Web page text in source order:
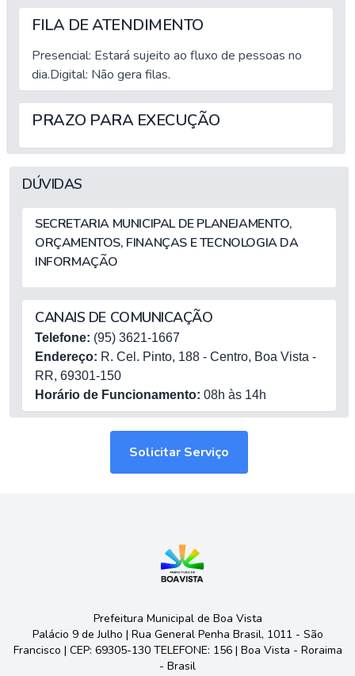
FILA DE ATENDIMENTO
Presencial: Estará sujeito ao fluxo de pessoas no
dia.Digital: Não gera filas.
PRAZO PARA EXECUÇÃO
DÚVIDAS
SECRETARIA MUNICIPAL DE PLANEJAMENTO,
ORÇAMENTOS, FINANÇAS E TECNOLOGIA DA
INFORMAÇÃO
CANAIS DE COMUNICAÇÃO
Telefone: (95) 3621-1667
Endereço: R. Cel. Pinto, 188 - Centro, Boa Vista -
RR, 69301-150
Horário de Funcionamento: 08h às 14h
Solicitar Serviço
Prefeitura Municipal de Boa Vista
Palácio 9 de Julho | Rua General Penha Brasil, 1011 - São
Francisco | CEP: 69305-130 TELEFONE: 156 | Boa Vista - Roraima
- Brasil